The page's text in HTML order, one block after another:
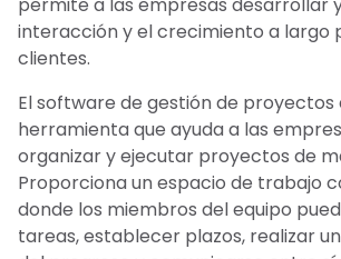
interacción y el crecimiento a largo
clientes.
El software de gestión de proyectos
herramienta que ayuda a las
organizar y ejecutar proyectos de
Proporciona un espacio de trabajo
donde los miembros del equipo
tareas, establecer plazos, realizar